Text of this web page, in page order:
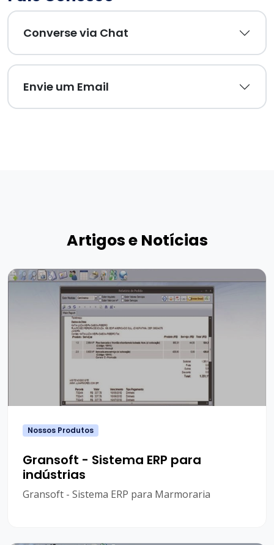
Converse via Chat
Envie um Email
Artigos e Notícias
Nossos Produtos
Gransoft - Sistema ERP para
indústrias
Gransoft - Sistema ERP para Marmoraria